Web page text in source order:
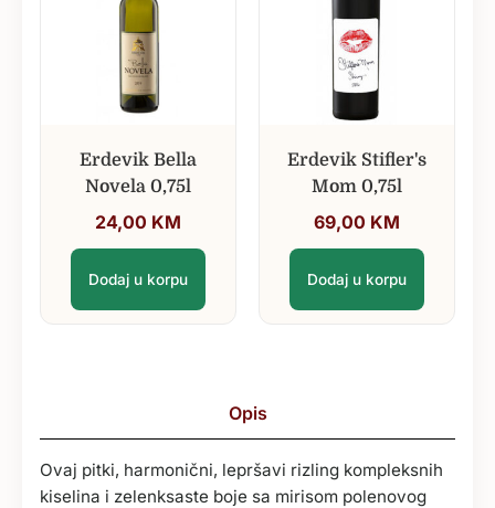
Erdevik Bella
Novela 0,75l
24,00 KM
Dodaj u korpu
Erdevik Stifler's
Mom 0,75l
69,00 KM
Dodaj u korpu
Opis
Ovaj pitki, harmonični, lepršavi rizling kompleksnih
kiselina i zelenksaste boje sa mirisom polenovog